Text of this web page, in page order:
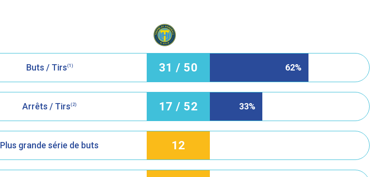
Buts / Tirs (1) 31 / 50 62%
Arrêts / Tirs (2) 17 / 52 33%
Plus grande série de buts 12